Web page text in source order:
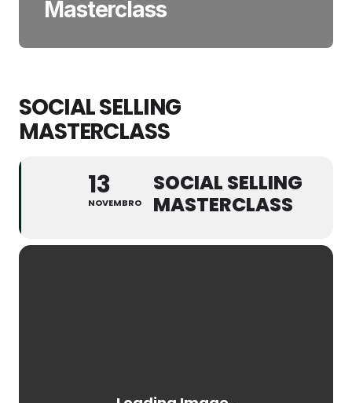
Masterclass
SOCIAL SELLING
MASTERCLASS
13
NOVEMBRO
SOCIAL SELLING
MASTERCLASS